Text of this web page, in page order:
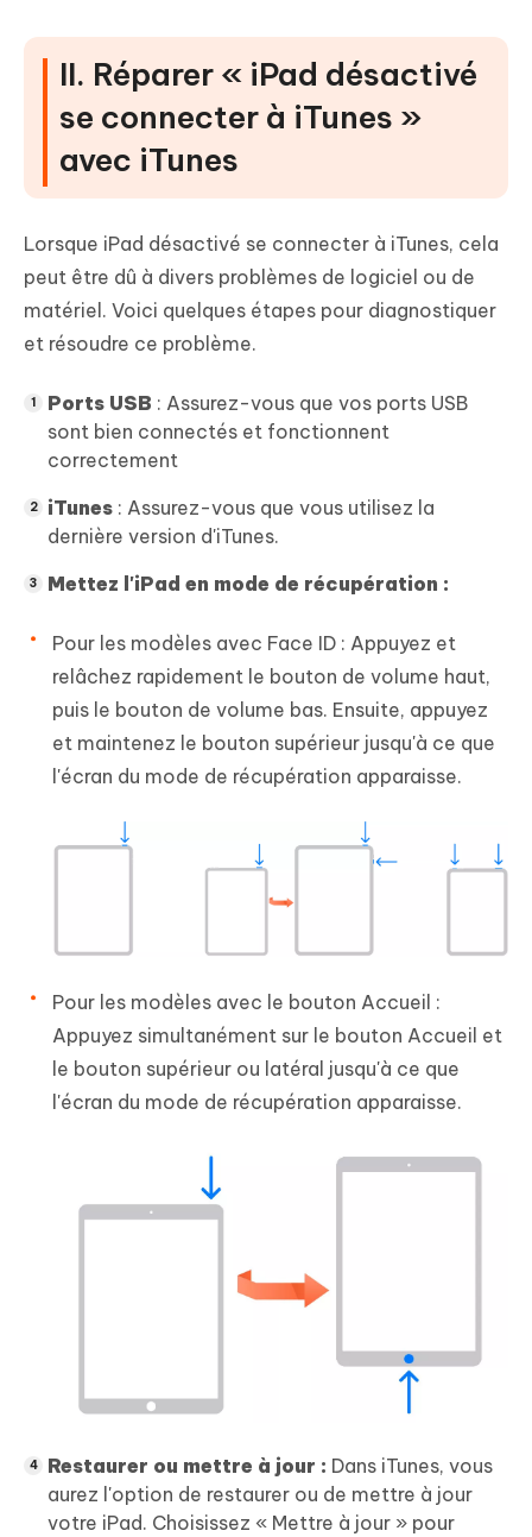
II. Réparer « iPad désactivé
se connecter à iTunes »
avec iTunes
Lorsque iPad désactivé se connecter à iTunes, cela
peut être dû à divers problèmes de logiciel ou de
matériel. Voici quelques étapes pour diagnostiquer
et résoudre ce problème.
Ports USB : Assurez-vous que vos ports USB
sont bien connectés et fonctionnent
correctement
iTunes : Assurez-vous que vous utilisez la
dernière version d'iTunes.
Mettez l'iPad en mode de récupération :
Pour les modèles avec Face ID : Appuyez et
relâchez rapidement le bouton de volume haut,
puis le bouton de volume bas. Ensuite, appuyez
et maintenez le bouton supérieur jusqu'à ce que
l'écran du mode de récupération apparaisse.
Pour les modèles avec le bouton Accueil :
Appuyez simultanément sur le bouton Accueil et
le bouton supérieur ou latéral jusqu'à ce que
l'écran du mode de récupération apparaisse.
Restaurer ou mettre à jour : Dans iTunes, vous
aurez l'option de restaurer ou de mettre à jour
votre iPad. Choisissez « Mettre à jour » pour